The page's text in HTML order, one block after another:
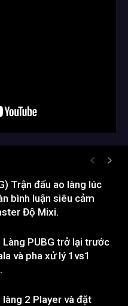
Trận đấu ao làng lúc
bình luận siêu cảm
Độ Mixi.
Làng PUBG trở lại trước
và pha xử lý 1vs1
làng 2 Player và đặt